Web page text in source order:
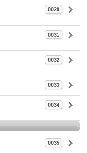
0029
0031
0032
0033
0034
0035